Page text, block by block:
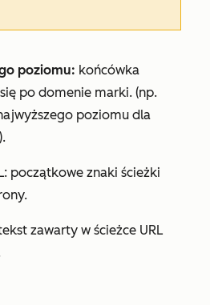
poziomu: końcówka
po domenie marki. (np.
poziomu dla
początkowe znaki ścieżki
zawarty w ścieżce URL